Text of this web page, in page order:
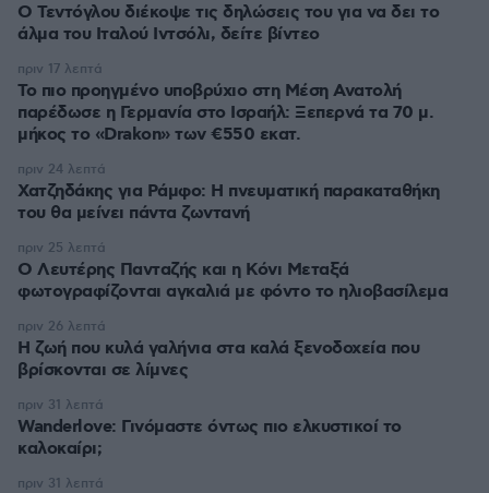
Ο Τεντόγλου διέκοψε τις δηλώσεις του για να δει το
άλμα του Ιταλού Ιντσόλι, δείτε βίντεο
Το πιο προηγμένο υποβρύχιο στη Μέση Ανατολή
παρέδωσε η Γερμανία στο Ισραήλ: Ξεπερνά τα 70 μ.
μήκος το «Drakon» των €550 εκατ.
πριν 17 λεπτά
Χατζηδάκης για Ράμφο: Η πνευματική παρακαταθήκη
του θα μείνει πάντα ζωντανή
πριν 24 λεπτά
Ο Λευτέρης Πανταζής και η Κόνι Μεταξά
φωτογραφίζονται αγκαλιά με φόντο το ηλιοβασίλεμα
πριν 25 λεπτά
Η ζωή που κυλά γαλήνια στα καλά ξενοδοχεία που
βρίσκονται σε λίμνες
πριν 26 λεπτά
Wanderlove: Γινόμαστε όντως πιο ελκυστικοί το
καλοκαίρι;
πριν 31 λεπτά
πριν 31 λεπτά